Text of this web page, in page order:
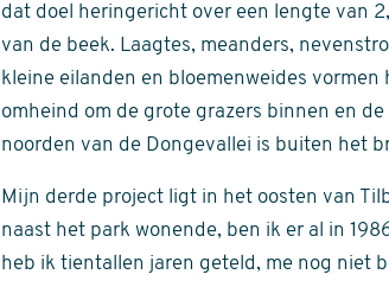
dat doel heringericht over een lengte van
van de beek. Laagtes, meanders,
kleine eilanden en bloemenweides
omheind om de grote grazers binnen en
noorden van de Dongevallei is buiten het
Mijn derde project ligt in het oosten van
naast het park wonende, ben ik er al in
heb ik tientallen jaren geteld, me nog niet